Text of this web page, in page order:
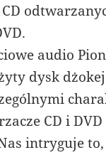
audio
dysk
CD i
intryguje